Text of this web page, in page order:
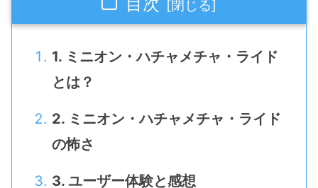
1. ミニオン・ハチャメチャ・ライド
とは？
2. ミニオン・ハチャメチャ・ライド
の怖さ
3. ユーザー体験と感想